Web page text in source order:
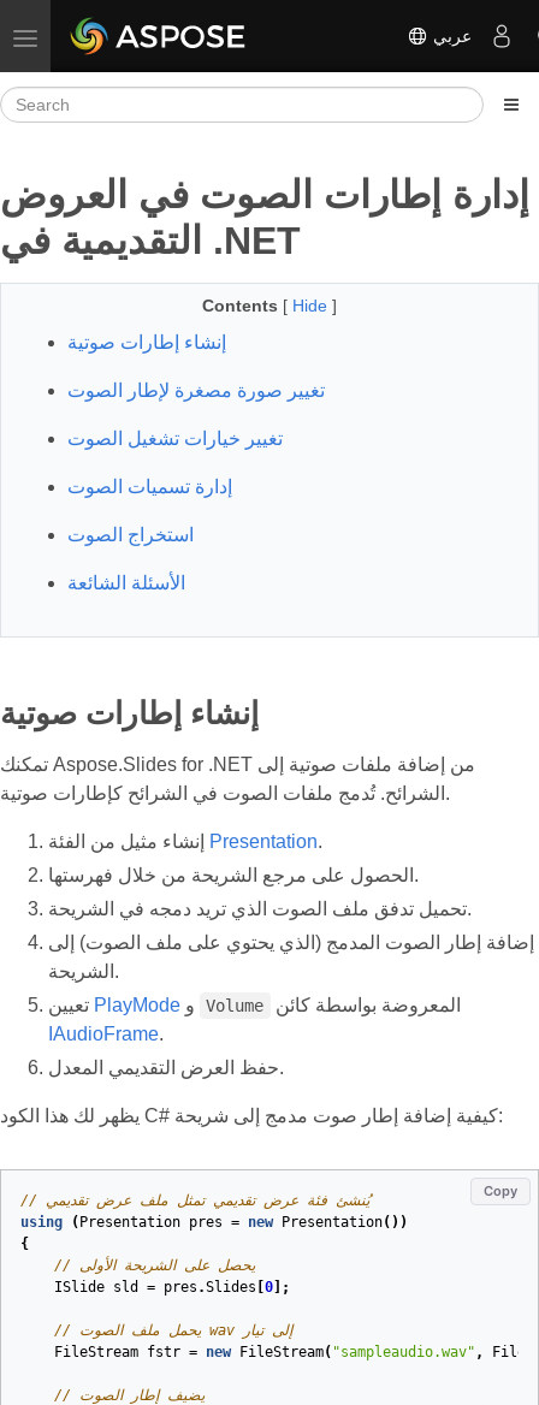
Toggle navigation عربي
إدارة إطارات الصوت في العروض
التقديمية في .NET
Contents [ Hide ]
إنشاء إطارات صوتية
تغيير صورة مصغرة لإطار الصوت
تغيير خيارات تشغيل الصوت
إدارة تسميات الصوت
استخراج الصوت
الأسئلة الشائعة
إنشاء إطارات صوتية
تمكنك Aspose.Slides for .NET من إضافة ملفات صوتية إلى
الشرائح. تُدمج ملفات الصوت في الشرائح كإطارات صوتية.
Presentation.
الحصول على مرجع الشريحة من خلال فهرستها.
تحميل تدفق ملف الصوت الذي تريد دمجه في الشريحة.
إضافة إطار الصوت المدمج (الذي يحتوي على ملف الصوت) إلى
الشريحة.
PlayMode Volume
المعروضة بواسطة كائن
IAudioFrame.
حفظ العرض التقديمي المعدل.
يظهر لك هذا الكود C# كيفية إضافة إطار صوت مدمج إلى شريحة:
Copy
// يُنشئ فئة عرض تقديمي تمثل ملف عرض تقديمي
using
( Presentation pres = new Presentation())
{
// يحصل على الشريحة الأولى
ISlide sld = pres .Slides 0 ];
// يحمل ملف الصوت wav إلى تيار
FileStream fstr = new FileStream( "sampleaudio.wav" ,
// يضيف إطار الصوت